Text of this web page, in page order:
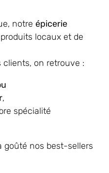
notre épicerie
locaux et de
clients, on retrouve :
,
spécialité
goûté nos best-sellers